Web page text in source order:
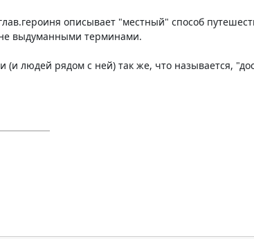
описывает "местный" способ
выдуманными терминами.
людей рядом с ней) так же, что называется,